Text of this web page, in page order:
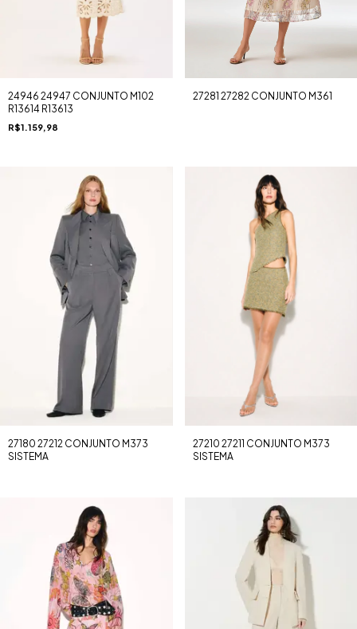
24946 24947 CONJUNTO M102
R13614 R13613
R$1.159,98
27281 27282 CONJUNTO M361
27180 27212 CONJUNTO M373
SISTEMA
27210 27211 CONJUNTO M373
SISTEMA